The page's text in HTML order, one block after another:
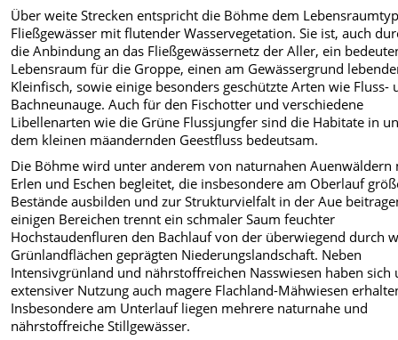
Über weite Strecken entspricht die Böhme dem
Fließgewässer mit flutender Wasservegetation. Sie ist, auch
die Anbindung an das Fließgewässernetz der Aller, ein
Lebensraum für die Groppe, einen am Gewässergrund
Kleinfisch,sowie einige besonders geschützte Arten wie Fluss-
Bachneunauge. Auch für den Fischotter und verschiedene
Libellenarten wie die Grüne Flussjungfer sind die Habitate in
dem kleinen mäandernden Geestfluss bedeutsam.
Die Böhme wird unter anderem von naturnahen Auenwäldern
Erlen und Eschen begleitet, die insbesondere am Oberlauf
Bestände ausbilden und zur Strukturvielfalt in der Aue
einigen Bereichen trennt ein schmaler Saum feuchter
Hochstaudenfluren den Bachlauf von der überwiegend durch
Grünlandflächen geprägten Niederungslandschaft. Neben
Intensivgrünland und nährstoffreichen Nasswiesen haben sich
extensiver Nutzung auch magere Flachland-Mähwiesen
Insbesondere am Unterlauf liegen mehrere naturnahe und
nährstoffreiche Stillgewässer.